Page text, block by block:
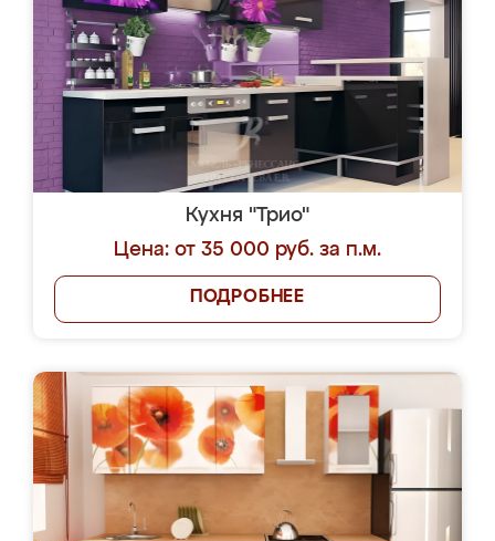
Кухня "Трио"
Цена: от 35 000 руб. за п.м.
ПОДРОБНЕЕ